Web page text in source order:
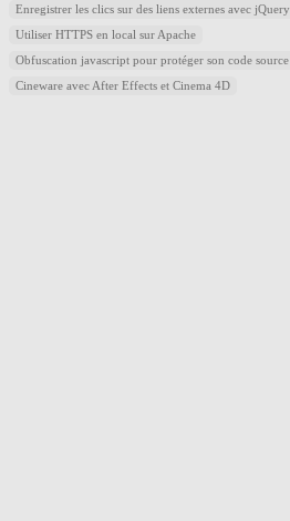
Enregistrer les clics sur des liens externes avec jQuery
Utiliser HTTPS en local sur Apache
Obfuscation javascript pour protéger son code source
Cineware avec After Effects et Cinema 4D